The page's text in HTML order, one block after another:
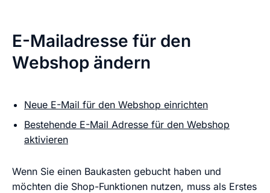
E-Mailadresse für den
Webshop ändern
Neue E-Mail für den Webshop einrichten
Bestehende E-Mail Adresse für den Webshop
aktivieren
Wenn Sie einen Baukasten gebucht haben und
möchten die Shop-Funktionen nutzen, muss als Erstes